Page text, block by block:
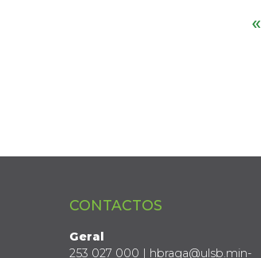
«
CONTACTOS
Geral
253 027 000 | hbraga@ulsb.min-